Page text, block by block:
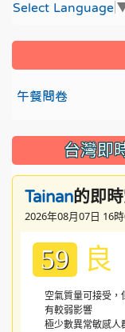
Select Language
午餐問卷
台灣即
Tainan的即
2026年08月07日 16
59 良
空氣質量可接受
有較弱影響
極少數異常敏感人